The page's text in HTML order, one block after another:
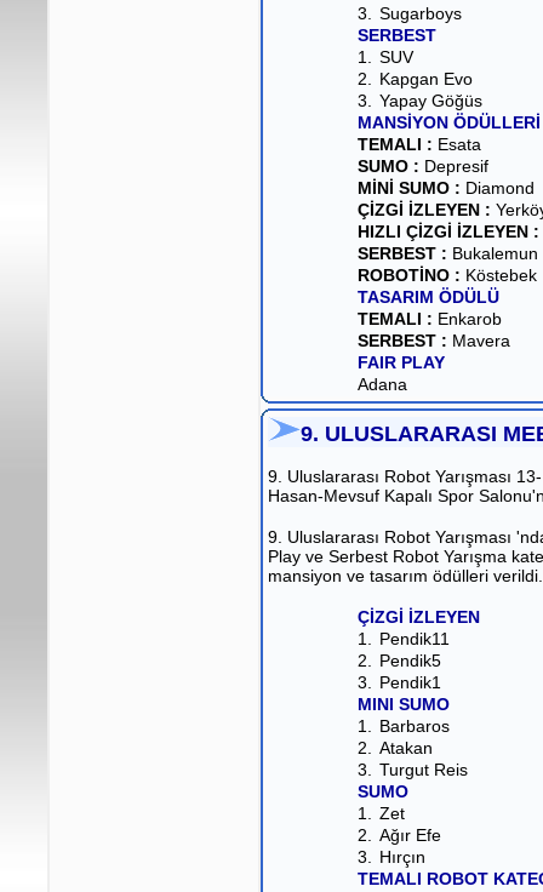
3.
Sugarboys
SERBEST
1.
SUV
2.
Kapgan Evo
3.
Yapay Göğüs
MANSİYON ÖDÜLLERİ
TEMALI : Esata
SUMO : Depresif
MİNİ SUMO : Diamond
ÇİZGİ İZLEYEN :
HIZLI ÇİZGİ İZLEYEN :
SERBEST : Bukalemun
ROBOTİNO : Köstebek
TASARIM ÖDÜLÜ
TEMALI : Enkarob
SERBEST : Mavera
FAIR PLAY
Adana
9. ULUSLARARASI
9. Uluslararası Robot Yarışması
Hasan-Mevsuf Kapalı Spor
9. Uluslararası Robot Yarışması
Play ve Serbest Robot Yarışma
mansiyon ve tasarım ödülleri verildi.
ÇİZGİ İZLEYEN
1.
Pendik11
2.
Pendik5
3.
Pendik1
MINI SUMO
1.
Barbaros
2.
Atakan
3.
Turgut Reis
SUMO
1.
Zet
2.
Ağır Efe
3.
Hırçın
TEMALI ROBOT